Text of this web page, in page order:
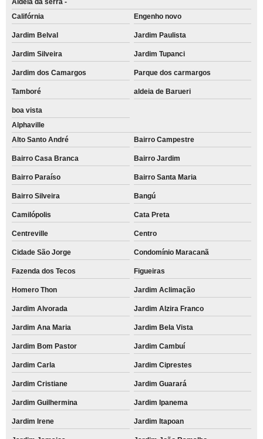
Aldeia da serra -
Califórnia
Engenho novo
Jardim Belval Jardim Paulista
Jardim Silveira Jardim Tupanci
Jardim dos Camargos Parque dos carmargos
Tamboré aldeia de Barueri
boa vista
Alphaville
Alto Santo André
Bairro Campestre
Bairro Casa Branca Bairro Jardim
Bairro Paraíso Bairro Santa Maria
Bairro Silveira Bangú
Camilópolis Cata Preta
Centreville Centro
Cidade São Jorge Condomínio Maracanã
Fazenda dos Tecos Figueiras
Homero Thon Jardim Aclimação
Jardim Alvorada Jardim Alzira Franco
Jardim Ana Maria Jardim Bela Vista
Jardim Bom Pastor Jardim Cambuí
Jardim Carla Jardim Ciprestes
Jardim Cristiane Jardim Guarará
Jardim Guilhermina Jardim Ipanema
Jardim Irene Jardim Itapoan